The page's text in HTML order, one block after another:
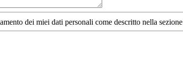
dei miei dati personali come descritto nella sezione